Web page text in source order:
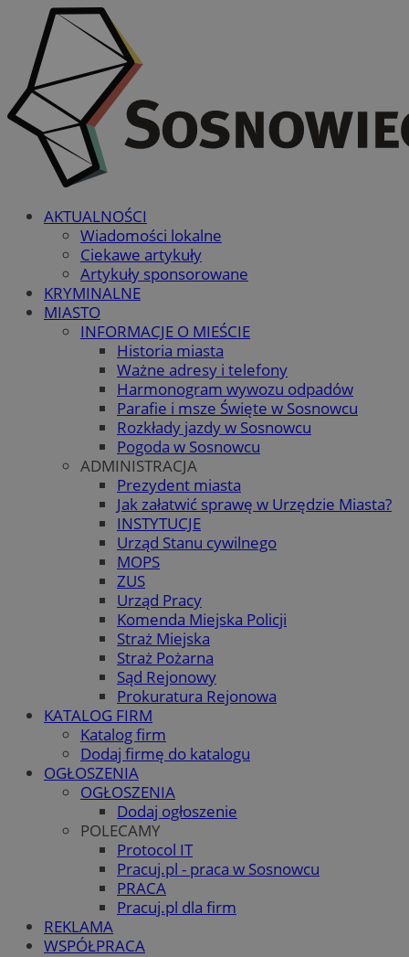
AKTUALNOŚCI
Wiadomości lokalne
Ciekawe artykuły
Artykuły sponsorowane
KRYMINALNE
MIASTO
INFORMACJE O MIEŚCIE
Historia miasta
Ważne adresy i telefony
Harmonogram wywozu odpadów
Parafie i msze Święte w Sosnowcu
Rozkłady jazdy w Sosnowcu
Pogoda w Sosnowcu
ADMINISTRACJA
Prezydent miasta
Jak załatwić sprawę w Urzędzie Miasta?
INSTYTUCJE
Urząd Stanu cywilnego
MOPS
ZUS
Urząd Pracy
Komenda Miejska Policji
Straż Miejska
Straż Pożarna
Sąd Rejonowy
Prokuratura Rejonowa
KATALOG FIRM
Katalog firm
Dodaj firmę do katalogu
OGŁOSZENIA
OGŁOSZENIA
Dodaj ogłoszenie
POLECAMY
Protocol IT
Pracuj.pl - praca w Sosnowcu
PRACA
Pracuj.pl dla firm
REKLAMA
WSPÓŁPRACA